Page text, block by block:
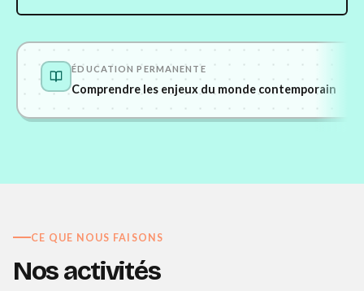
ÉDUCATION PERMANENTE
Comprendre les enjeux du monde contemporain
CE QUE NOUS FAISONS
Nosactivités